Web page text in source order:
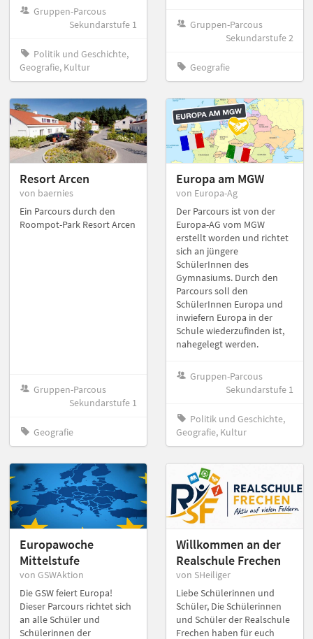
Gruppen-Parcous
Sekundarstufe 1
Politik und Geschichte,
Geografie, Kultur
Gruppen-Parcous
Sekundarstufe 2
Geografie
Resort Arcen
von baernies
Ein Parcours durch den
Roompot-Park Resort Arcen
Gruppen-Parcous
Sekundarstufe 1
Geografie
Europa am MGW
von Europa-Ag
Der Parcours ist von der
Europa-AG vom MGW
erstellt worden und richtet
sich an jüngere
SchülerInnen des
Gymnasiums. Durch den
Parcours soll den
SchülerInnen Europa und
inwiefern Europa in der
Schule wiederzufinden ist,
nahegelegt werden.
Gruppen-Parcous
Sekundarstufe 1
Politik und Geschichte,
Geografie, Kultur
Europawoche
Mittelstufe
von GSWAktion
Die GSW feiert Europa!
Dieser Parcours richtet sich
an alle Schüler und
Schülerinnen der
Willkommen an der
Realschule Frechen
von SHeiliger
Liebe Schülerinnen und
Schüler, Die Schülerinnen
und Schüler der Realschule
Frechen haben für euch